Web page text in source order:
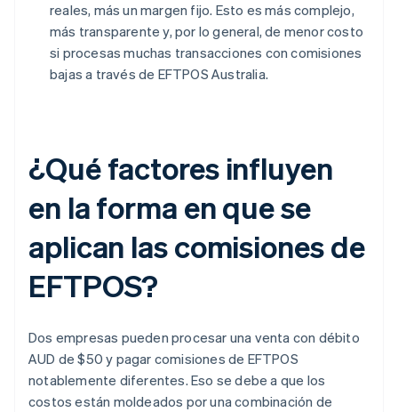
reales, más un margen fijo. Esto es más complejo,
más transparente y, por lo general, de menor costo
si procesas muchas transacciones con comisiones
bajas a través de EFTPOS Australia.
¿Qué factores influyen
en la forma en que se
aplican las comisiones de
EFTPOS?
Dos empresas pueden procesar una venta con débito
AUD de $50 y pagar comisiones de EFTPOS
notablemente diferentes. Eso se debe a que los
costos están moldeados por una combinación de